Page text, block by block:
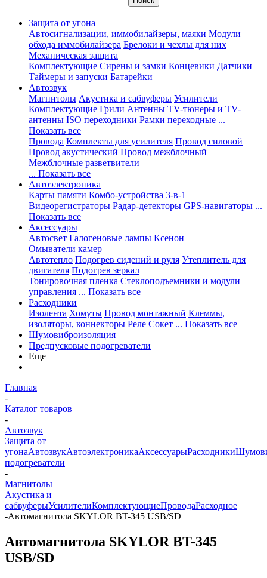
Защита от угона
Автосигнализации, иммобилайзеры, маяки Модули
обхода иммобилайзера Брелоки и чехлы для них
Механическая защита
Комплектующие Сирены и замки Концевики Датчики
Таймеры и запуски Батарейки
Автозвук
Магнитолы Акустика и сабвуферы Усилители
Комплектующие Грили Антенны TV-тюнеры и TV-
антенны ISO переходники Рамки переходные ...
Показать все
Провода Комплекты для усилителя Провод силовой
Провод акустический Провод межблочный
Межблочные разветвители
... Показать все
Автоэлектроника
Карты памяти Комбо-устройства 3-в-1
Видеорегистраторы Радар-детекторы GPS-навигаторы ...
Показать все
Аксессуары
Автосвет Галогеновые лампы Ксенон
Омыватели камер
Автотепло Подогрев сидений и руля Утеплитель для
двигателя Подогрев зеркал
Тонировочная пленка Стеклоподъемники и модули
управления ... Показать все
Расходники
Изолента Хомуты Провод монтажный Клеммы,
изоляторы, коннекторы Реле Сокет ... Показать все
Шумовиброизоляция
Предпусковые подогреватели
Еще
Главная
-
Каталог товаров
-
Автозвук
Защита от
угонаАвтозвукАвтоэлектроникаАксессуарыРасходники
подогреватели
-
Магнитолы
Акустика и
сабвуферыУсилителиКомплектующиеПроводаРасходное
-Автомагнитола SKYLOR BT-345 USB/SD
Автомагнитола SKYLOR BT-345
USB/SD